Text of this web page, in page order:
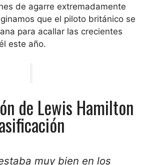
de agarre extremadamente
que el piloto británico se
para acallar las crecientes
este año.
de Lewis Hamilton
muy bien en los